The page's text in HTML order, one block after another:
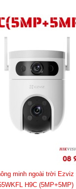
minh ngoài trời Ezviz
H9C (5MP+5MP)